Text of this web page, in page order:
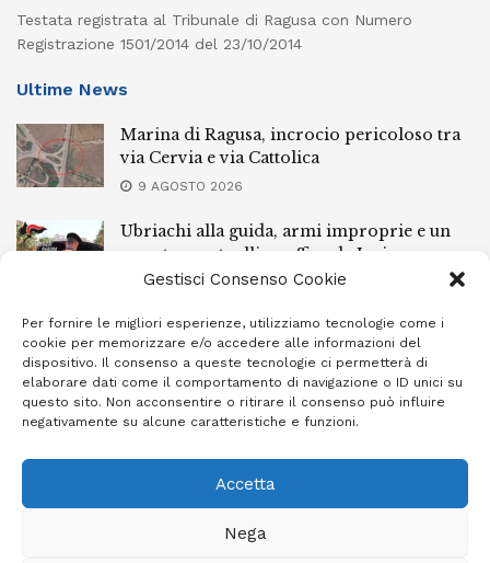
Gestisci Consenso Cookie
Per fornire le migliori esperienze, utilizziamo tecnologie come i
cookie per memorizzare e/o accedere alle informazioni del
dispositivo. Il consenso a queste tecnologie ci permetterà di
elaborare dati come il comportamento di navigazione o ID unici su
questo sito. Non acconsentire o ritirare il consenso può influire
negativamente su alcune caratteristiche e funzioni.
Accetta
Nega
Testata registrata al Tribunale di Ragusa con Numero
Registrazione 1501/2014 del 23/10/2014
Ultime News
Marina di Ragusa, incrocio pericoloso tra
via Cervia e via Cattolica
9 AGOSTO 2026
Ubriachi alla guida, armi improprie e un
arresto: controlli a raffica da Ispica a
Pozzallo
Scippo a Donnalucata, preso un ventenne
ragusano
8 AGOSTO 2026